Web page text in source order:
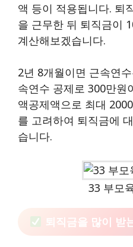
액 등이 적용됩니다. 퇴
을 근무한 뒤 퇴직금이
계산해보겠습니다.
2년 8개월이면 근속연
속연수 공제로 300만원
액공제액으로 최대
를 고려하여 퇴직금에
습니다.
33 부모
퇴직금을 많이 받